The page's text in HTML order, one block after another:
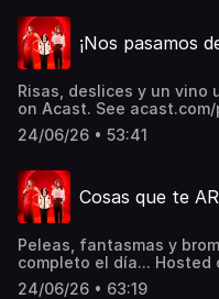
¡Nos pasamos
Risas, deslices y un vino
on Acast. See
24/06/26 • 53:41
Cosas que te
Peleas, fantasmas y
completo el día... Hosted on Acast. See acast.com/privacy
for more information.
24/06/26 • 63:19